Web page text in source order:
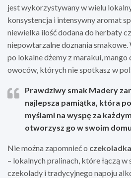
jest wykorzystywany w wielu
konsystencja i intensywny aromat
niewielka ilość dodana do herbaty
niepowtarzalne doznania smakowe.
po lokalne dżemy z marakui, mango
owoców, których nie spotkasz w
Prawdziwy smak Madery
najlepsza pamiątka, która
myślami na wyspę za
otworzysz go w swoim domu.
Nie można zapomnieć o
– lokalnych pralinach, które łączą
czekolady i tradycyjnego napoju